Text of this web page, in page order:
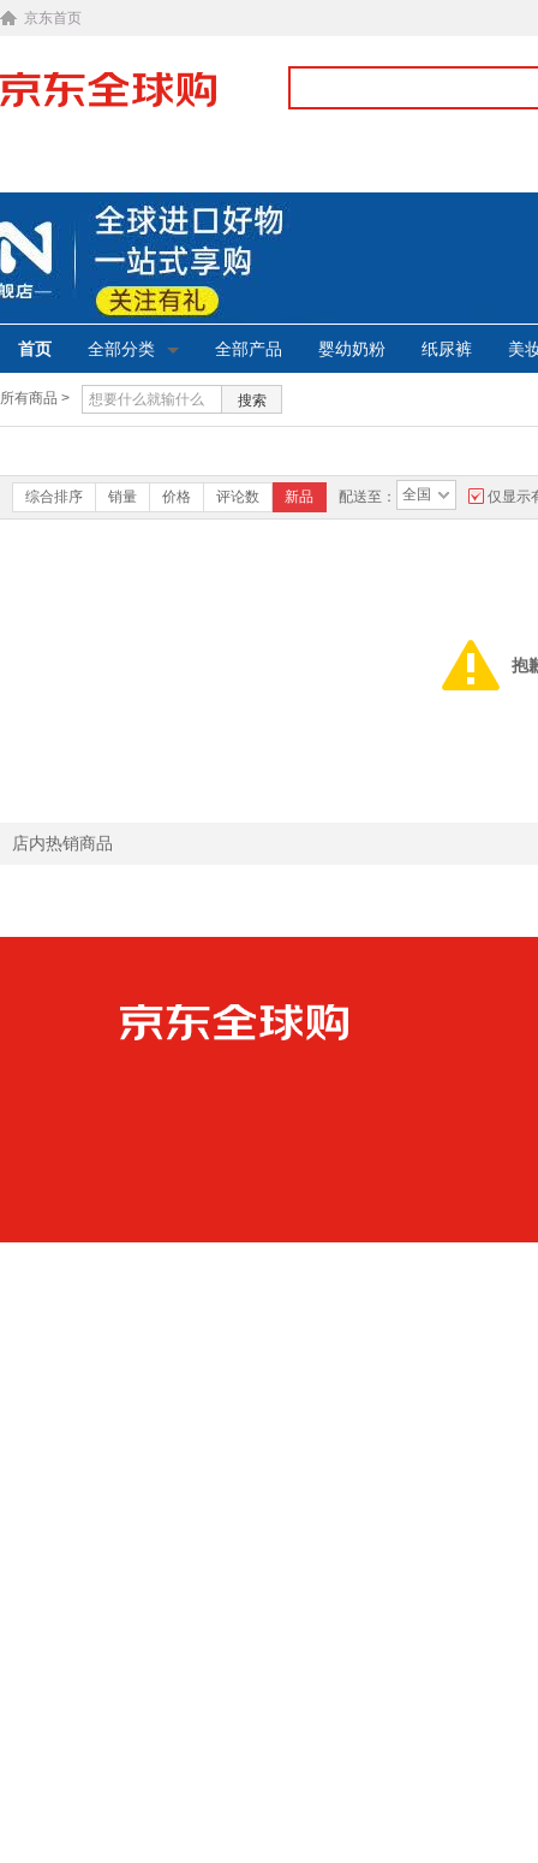
京东首页
首页 全部分类 全部产品 婴幼奶粉 纸尿裤 美
所有商品 > 搜索
综合排序 销量 价格 评论数 新品 配送至： 全国 仅显示
抱
店内热销商品